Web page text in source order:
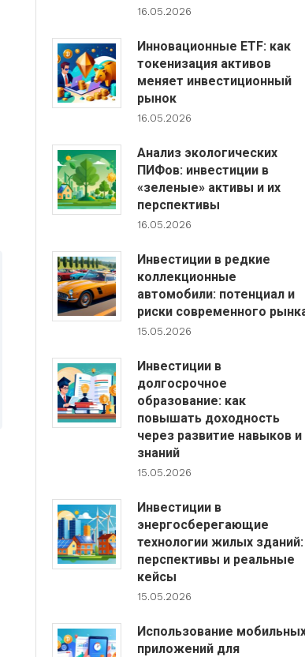
16.05.2026
Инновационные ETF: как
токенизация активов
меняет инвестиционный
рынок
16.05.2026
Анализ экологических
ПИФов: инвестиции в
«зеленые» активы и их
перспективы
16.05.2026
Инвестиции в редкие
коллекционные
автомобили: потенциал и
риски современного
15.05.2026
Инвестиции в
долгосрочное
образование: как
повышать доходность
через развитие навыков и
знаний
15.05.2026
Инвестиции в
энергосберегающие
технологии жилых зданий:
перспективы и реальные
кейсы
15.05.2026
Использование
приложений для